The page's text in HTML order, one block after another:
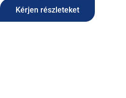
Kérjen részleteket